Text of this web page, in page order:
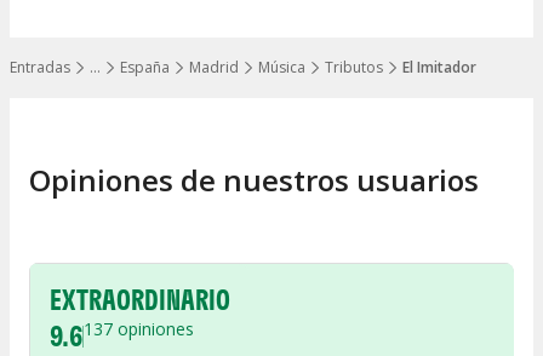
…
Mostrar todos los niveles
Entradas España Madrid Música Tributos El Imitador
Opiniones de nuestros usuarios
EXTRAORDINARIO
9.6137 opiniones